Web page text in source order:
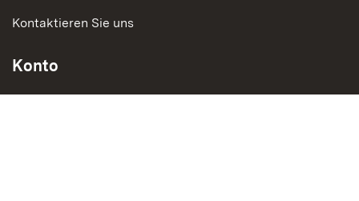
Kontaktieren Sie uns
Konto